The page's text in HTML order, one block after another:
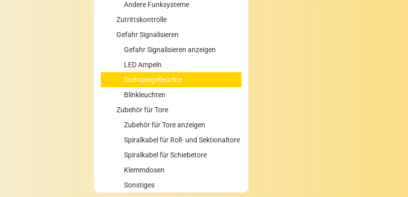
Andere Funksysteme
Zutrittskontrolle
Gefahr Signalisieren
Gefahr Signalisieren anzeigen
LED Ampeln
Drehspiegelleuchte
Blinkleuchten
Zubehör für Tore
Zubehör für Tore anzeigen
Spiralkabel für Roll- und Sektionaltore
Spiralkabel für Schiebetore
Klemmdosen
Sonstiges